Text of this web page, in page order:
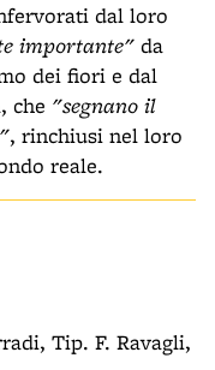
dal loro
importante" da
dei fiori e dal
che "segnano il
, rinchiusi nel loro
reale.
Tip. F. Ravagli,